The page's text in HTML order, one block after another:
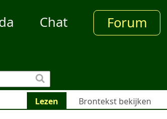
Chat Forum
Lezen Brontekst bekijken